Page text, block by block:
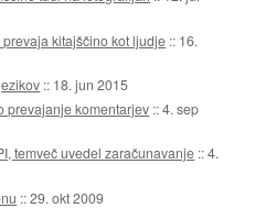
kitajščino kot ljudje :: 16.
:: 18. jun 2015
prevajanje komentarjev ::4. sep
temveč uvedel zaračunavanje ::4.
::29. okt 2009